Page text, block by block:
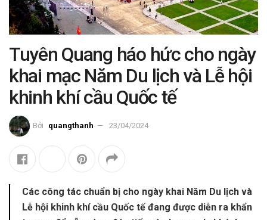
Tuyên Quang háo hức cho ngày
khai mạc Năm Du lịch và Lễ hội
khinh khí cầu Quốc tế
Bởi quangthanh 23/04/2024
Các công tác chuẩn bị cho ngày khai Năm Du lịch và
Lễ hội khinh khí cầu Quốc tế đang được diễn ra khẩn